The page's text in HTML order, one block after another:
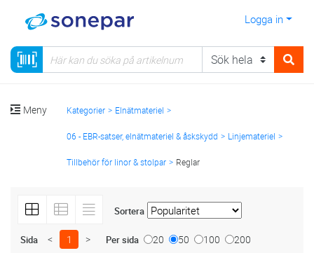
Logga in
Meny Kategorier Elnätmateriel
06 - EBR-satser, elnätmateriel & åskskydd Linjemateriel
Tillbehör för linor & stolpar Reglar
Sortera
Sida < 1 > Per sida 20 50 100 200